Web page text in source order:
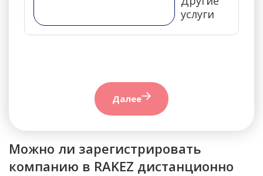
услуги
Далее
Можно ли зарегистрировать
компанию в RAKEZ дистанционно